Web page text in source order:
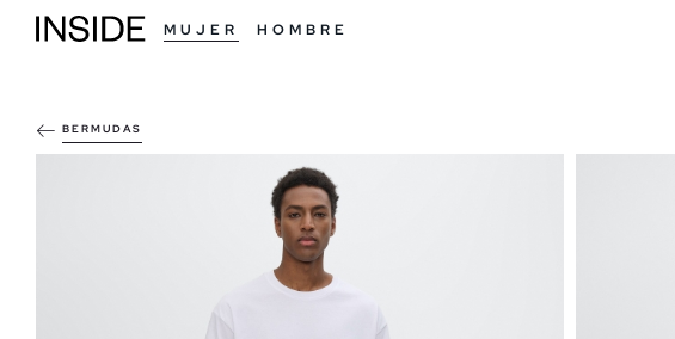
MUJER HOMBRE
BERMUDAS